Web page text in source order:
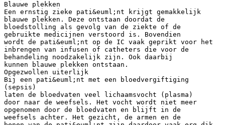
Blauwe plekken
Een ernstig zieke pati&euml;nt krijgt gemakkelijk
blauwe plekken. Deze ontstaan doordat de
bloedstolling als gevolg van de ziekte of de
gebruikte medicijnen verstoord is. Bovendien
wordt de pati&euml;nt op de IC vaak geprikt voor het
inbrengen van infusen of catheters die voor de
behandeling noodzakelijk zijn. Ook daarbij
kunnen blauwe plekken ontstaan.
Opgezwollen uiterlijk
Bij een pati&euml;nt met een bloedvergiftiging
(sepsis)
laten de bloedvaten veel lichaamsvocht (plasma)
door naar de weefsels. Het vocht wordt niet meer
opgenomen door de bloedvaten en blijft in de
weefsels achter. Het gezicht, de armen en de